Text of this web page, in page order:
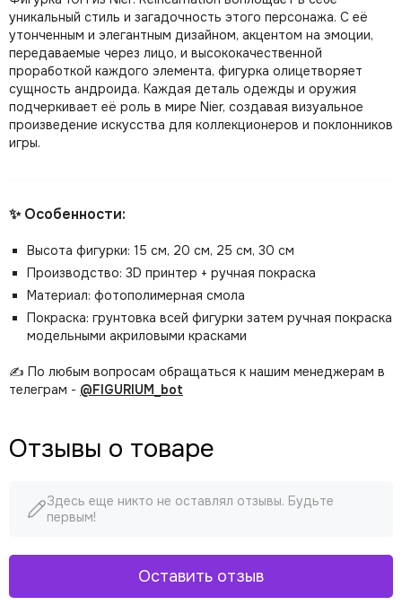
уникальный стиль и загадочность этого персонажа. С её
утонченным и элегантным дизайном, акцентом на эмоции,
передаваемые через лицо, и высококачественной
проработкой каждого элемента, фигурка олицетворяет
сущность андроида. Каждая деталь одежды и оружия
подчеркивает её роль в мире Nier, создавая визуальное
произведение искусства для коллекционеров и поклонников
игры.
✨ Особенности:
Высота фигурки: 15 см, 20 см, 25 см, 30 см
Производство: 3D принтер + ручная покраска
Материал: фотополимерная смола
Покраска: грунтовка всей фигурки затем ручная покраска
модельными акриловыми красками
✍️ По любым вопросам обращаться к нашим менеджерам в
телеграм - @FIGURIUM_bot
Отзывы о товаре
Здесь еще никто не оставлял отзывы. Будьте
первым!
Оставить отзыв